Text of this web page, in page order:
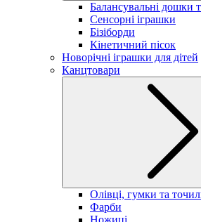
Балансувальні дошки
Сенсорні іграшки
Бізіборди
Кінетичний пісок
Новорічні іграшки для дітей
Канцтовари
Олівці, гумки та
Фарби
Ножиці